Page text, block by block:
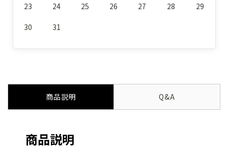
23 24 25 26 27 28 29
30 31
商品説明 Q&A
商品説明